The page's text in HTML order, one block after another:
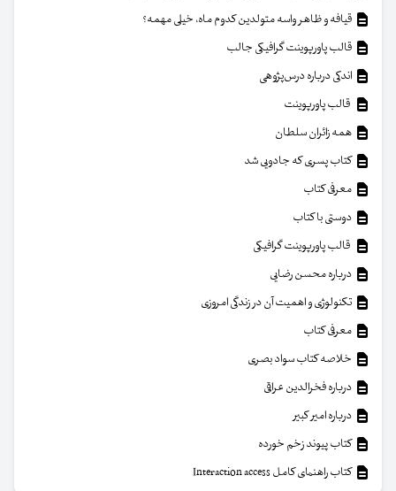
قیافه و ظاهر واسه متولدین کدوم ماه، خیلی مهمه؟
قالب پاورپوینت گرافیکی جالب
اندکی درباره درس‌پژوهی
قالب پاورپوینت
همه زائران سلطان
کتاب پسری که جادویی شد
معرفی کتاب
دوستی با کتاب
قالب پاورپوینت گرافیکی
درباره محسن رضایی
تکنولوژی و اهمیت آن در زندگی امروزی
معرفی کتاب
خلاصه کتاب سواد بصری
درباره فخرالدین عراقی
درباره امیر کبیر
کتاب پیوند زخم خورده
کتاب راهنمای کامل Interaction access